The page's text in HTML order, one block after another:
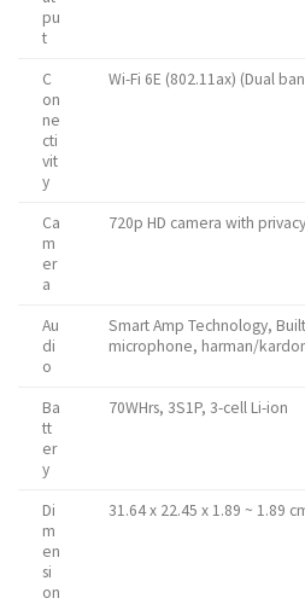
pu
t
C
on
ne
cti
vit
y
Wi-Fi 6E (802.11ax) (Dual
Ca
m
er
a
720p HD camera with
Au
di
o
Smart Amp Technology,
microphone, harman/
Ba
tt
er
y
70WHrs, 3S1P, 3-cell Li-ion
Di
m
en
si
on
31.64 x 22.45 x 1.89 ~ 1.89